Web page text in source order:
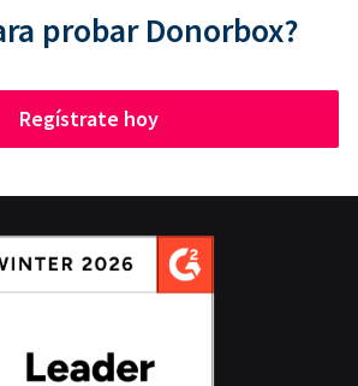
probar Donorbox?
Regístrate hoy